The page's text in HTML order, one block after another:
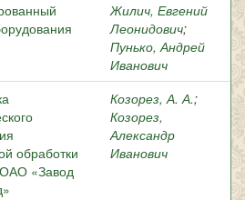
Жилич, Евгений
Леонидович;
Пунько, Андрей
Иванович
обработки
«Завод
Козорез, А. А.;
Козорез,
Александр
Иванович